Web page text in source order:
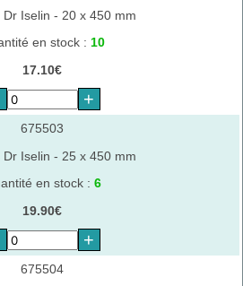
Dr Iselin - 20 x 450 mm
en stock : 10
17.10€
+
675503
Dr Iselin - 25 x 450 mm
en stock : 6
19.90€
+
675504